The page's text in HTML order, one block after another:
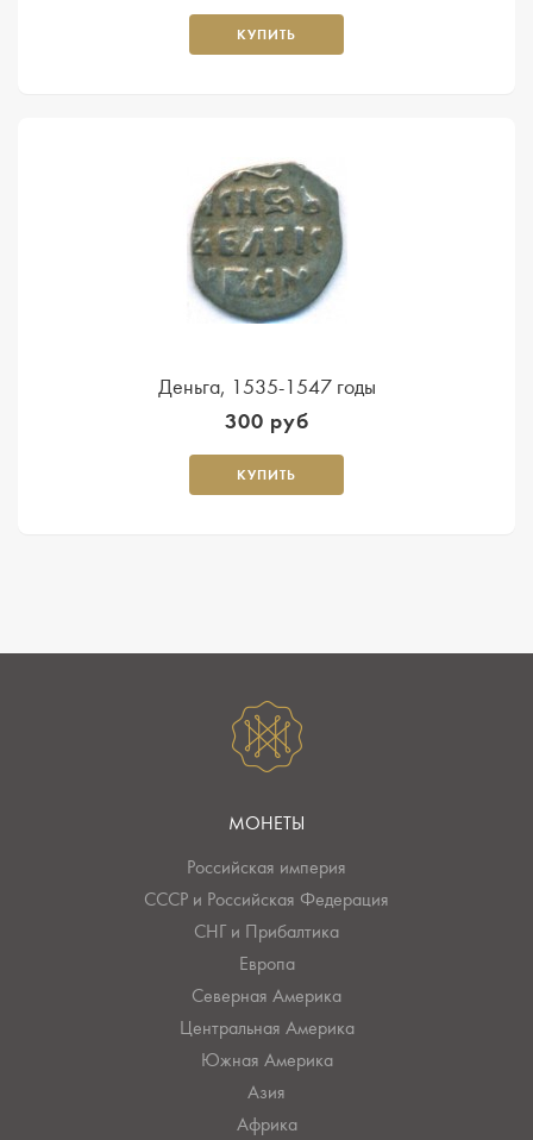
КУПИТЬ
Деньга, 1535-1547 годы
300 руб
КУПИТЬ
МОНЕТЫ
Российская империя
СССР и Российская Федерация
СНГ и Прибалтика
Европа
Северная Америка
Центральная Америка
Южная Америка
Азия
Африка